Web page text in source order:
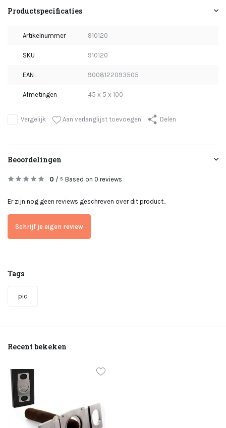
Productspecificaties
Artikelnummer 910120
SKU 910120
EAN 9008122093505
Afmetingen 45 x 5 x 100
Vergelijk Aan verlanglijst toevoegen Delen
Beoordelingen
0 / 5 Based on 0 reviews
Er zijn nog geen reviews geschreven over dit product..
Schrijf je eigen review
Tags
pic
Recent bekeken